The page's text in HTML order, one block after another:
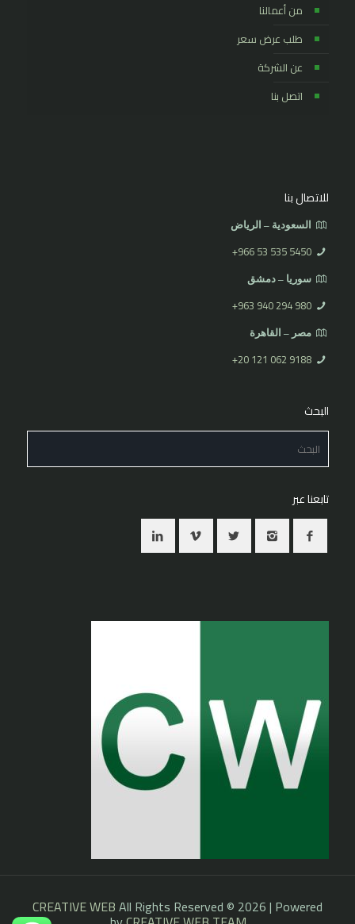
من أعمالنا
طلب عرض سعر
عن الشركة
اتصل بنا
للاتصال بنا
السعودية – الرياض
⁦+966 53 535 5450
سوريا – دمشق
⁦+963 940 294 980⁩
مصر – القاهرة
⁦+20 121 062 9188⁩
البحث
تابعنا عبر
CREATIVE WEBAll Rights Reserved © 2026 | Powered